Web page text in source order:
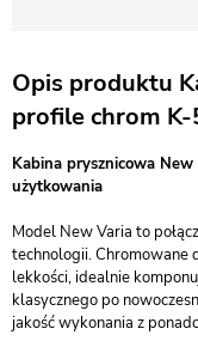
Opis produktu
profile chrom
Kabina prysznicowa
użytkowania
Model New Varia to
technologii. Chromowane
lekkości, idealnie
klasycznego po
jakość wykonania z